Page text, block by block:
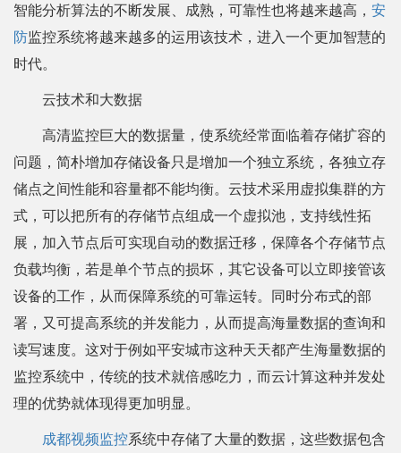
智能分析算法的不断发展、成熟，可靠性也将越来越高， 安
防监控系统将越来越多的运用该技术，进入一个更加智慧的
时代。
云技术和大数据
高清监控巨大的数据量，使系统经常面临着存储扩容的
问题，简朴增加存储设备只是增加一个独立系统，各独立存
储点之间性能和容量都不能均衡。云技术采用虚拟集群的方
式，可以把所有的存储节点组成一个虚拟池，支持线性拓
展，加入节点后可实现自动的数据迁移，保障各个存储节点
负载均衡，若是单个节点的损坏，其它设备可以立即接管该
设备的工作，从而保障系统的可靠运转。同时分布式的部
署，又可提高系统的并发能力，从而提高海量数据的查询和
读写速度。这对于例如平安城市这种天天都产生海量数据的
监控系统中，传统的技术就倍感吃力，而云计算这种并发处
理的优势就体现得更加明显。
成都视频监控系统中存储了大量的数据，这些数据包含